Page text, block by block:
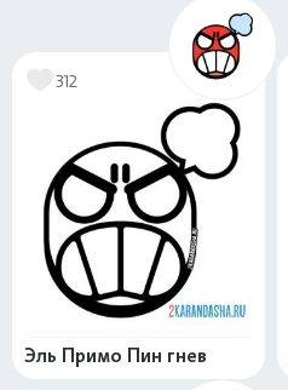
312
Эль Примо Пин гнев